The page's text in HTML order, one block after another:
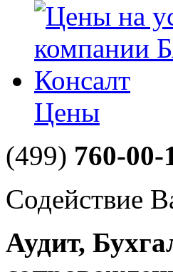
Цены
(499) 760-00-
Содействие
Аудит,